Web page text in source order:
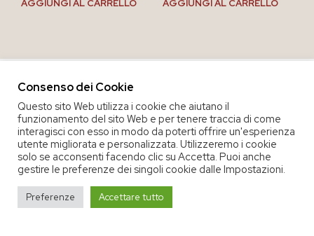
AGGIUNGI AL CARRELLO
AGGIUNGI AL CARRELLO
COPYRIGHT 2020 COOP. SOC. OFFICINA 68 |
TERMINI E CONDIZIONI DEL SERVIZIO|
Consenso dei Cookie
Questo sito Web utilizza i cookie che aiutano il
funzionamento del sito Web e per tenere traccia di come
interagisci con esso in modo da poterti offrire un'esperienza
utente migliorata e personalizzata. Utilizzeremo i cookie
solo se acconsenti facendo clic su Accetta. Puoi anche
gestire le preferenze dei singoli cookie dalle Impostazioni.
Preferenze Accettare tutto